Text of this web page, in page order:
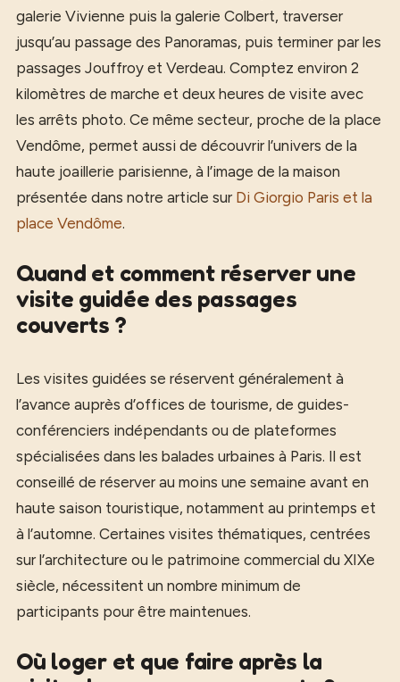
galerie Vivienne puis la galerie Colbert, traverser
jusqu’au passage des Panoramas, puis terminer par les
passages Jouffroy et Verdeau. Comptez environ 2
kilomètres de marche et deux heures de visite avec
les arrêts photo. Ce même secteur, proche de la place
Vendôme, permet aussi de découvrir l’univers de la
haute joaillerie parisienne, à l’image de la maison
présentée dans notre article sur Di Giorgio Paris et la
place Vendôme.
Quand et comment réserver une
visite guidée des passages
couverts ?
Les visites guidées se réservent généralement à
l’avance auprès d’offices de tourisme, de guides-
conférenciers indépendants ou de plateformes
spécialisées dans les balades urbaines à Paris. Il est
conseillé de réserver au moins une semaine avant en
haute saison touristique, notamment au printemps et
à l’automne. Certaines visites thématiques, centrées
sur l’architecture ou le patrimoine commercial du XIXe
siècle, nécessitent un nombre minimum de
participants pour être maintenues.
Où loger et que faire après la